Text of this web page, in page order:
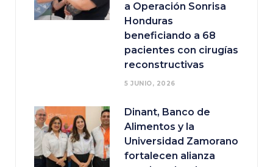
a Operación Sonrisa
Honduras
beneficiando a 68
pacientes con cirugías
reconstructivas
5 JUNIO, 2026
Dinant, Banco de
Alimentos y la
Universidad Zamorano
fortalecen alianza